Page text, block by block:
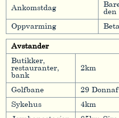
Ankomstdag
den
Oppvarming
Avstander
Butikker,
restauranter,
bank
2km
Golfbane
29
Sykehus
4km